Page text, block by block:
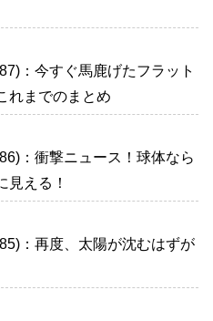
：今すぐ馬鹿げたフラット
れまでのまとめ
：衝撃ニュース！球体なら
見える！
：再度、太陽が沈むはずが